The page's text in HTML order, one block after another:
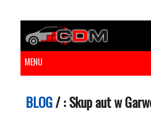
MENU
BLOG/: Skup aut w